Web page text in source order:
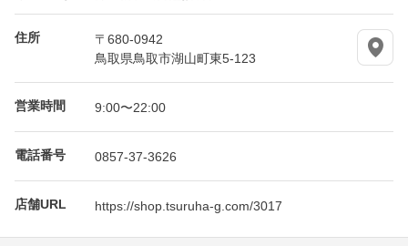
住所
〒680-0942
鳥取県鳥取市湖山町東5-123
営業時間 9:00〜22:00
電話番号 0857-37-3626
店舗URL https://shop.tsuruha-g.com/3017